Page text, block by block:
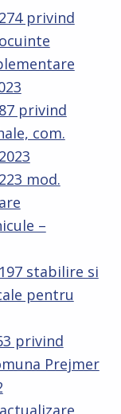
privind
privind
com.
mod.
–
stabilire si
pentru
privind
Prejmer